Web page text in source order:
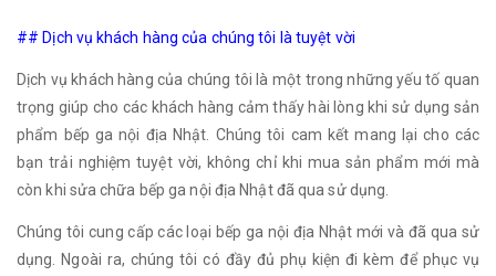
## Dịch vụ khách hàng của chúng tôi là tuyệt vời
Dịch vụ khách hàng của chúng tôi là một trong những yếu tố quan
trọng giúp cho các khách hàng cảm thấy hài lòng khi sử dụng sản
phẩm bếp ga nội địa Nhật. Chúng tôi cam kết mang lại cho các
bạn trải nghiệm tuyệt vời, không chỉ khi mua sản phẩm mới mà
còn khi sửa chữa bếp ga nội địa Nhật đã qua sử dụng.
Chúng tôi cung cấp các loại bếp ga nội địa Nhật mới và đã qua sử
dụng. Ngoài ra, chúng tôi có đầy đủ phụ kiện đi kèm để phục vụ